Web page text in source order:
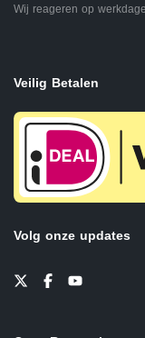
Wij reageren op
Veilig Betalen
Volg onze updates